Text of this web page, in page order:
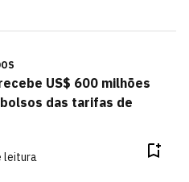
US$ 600 milhões
das tarifas de
leitura